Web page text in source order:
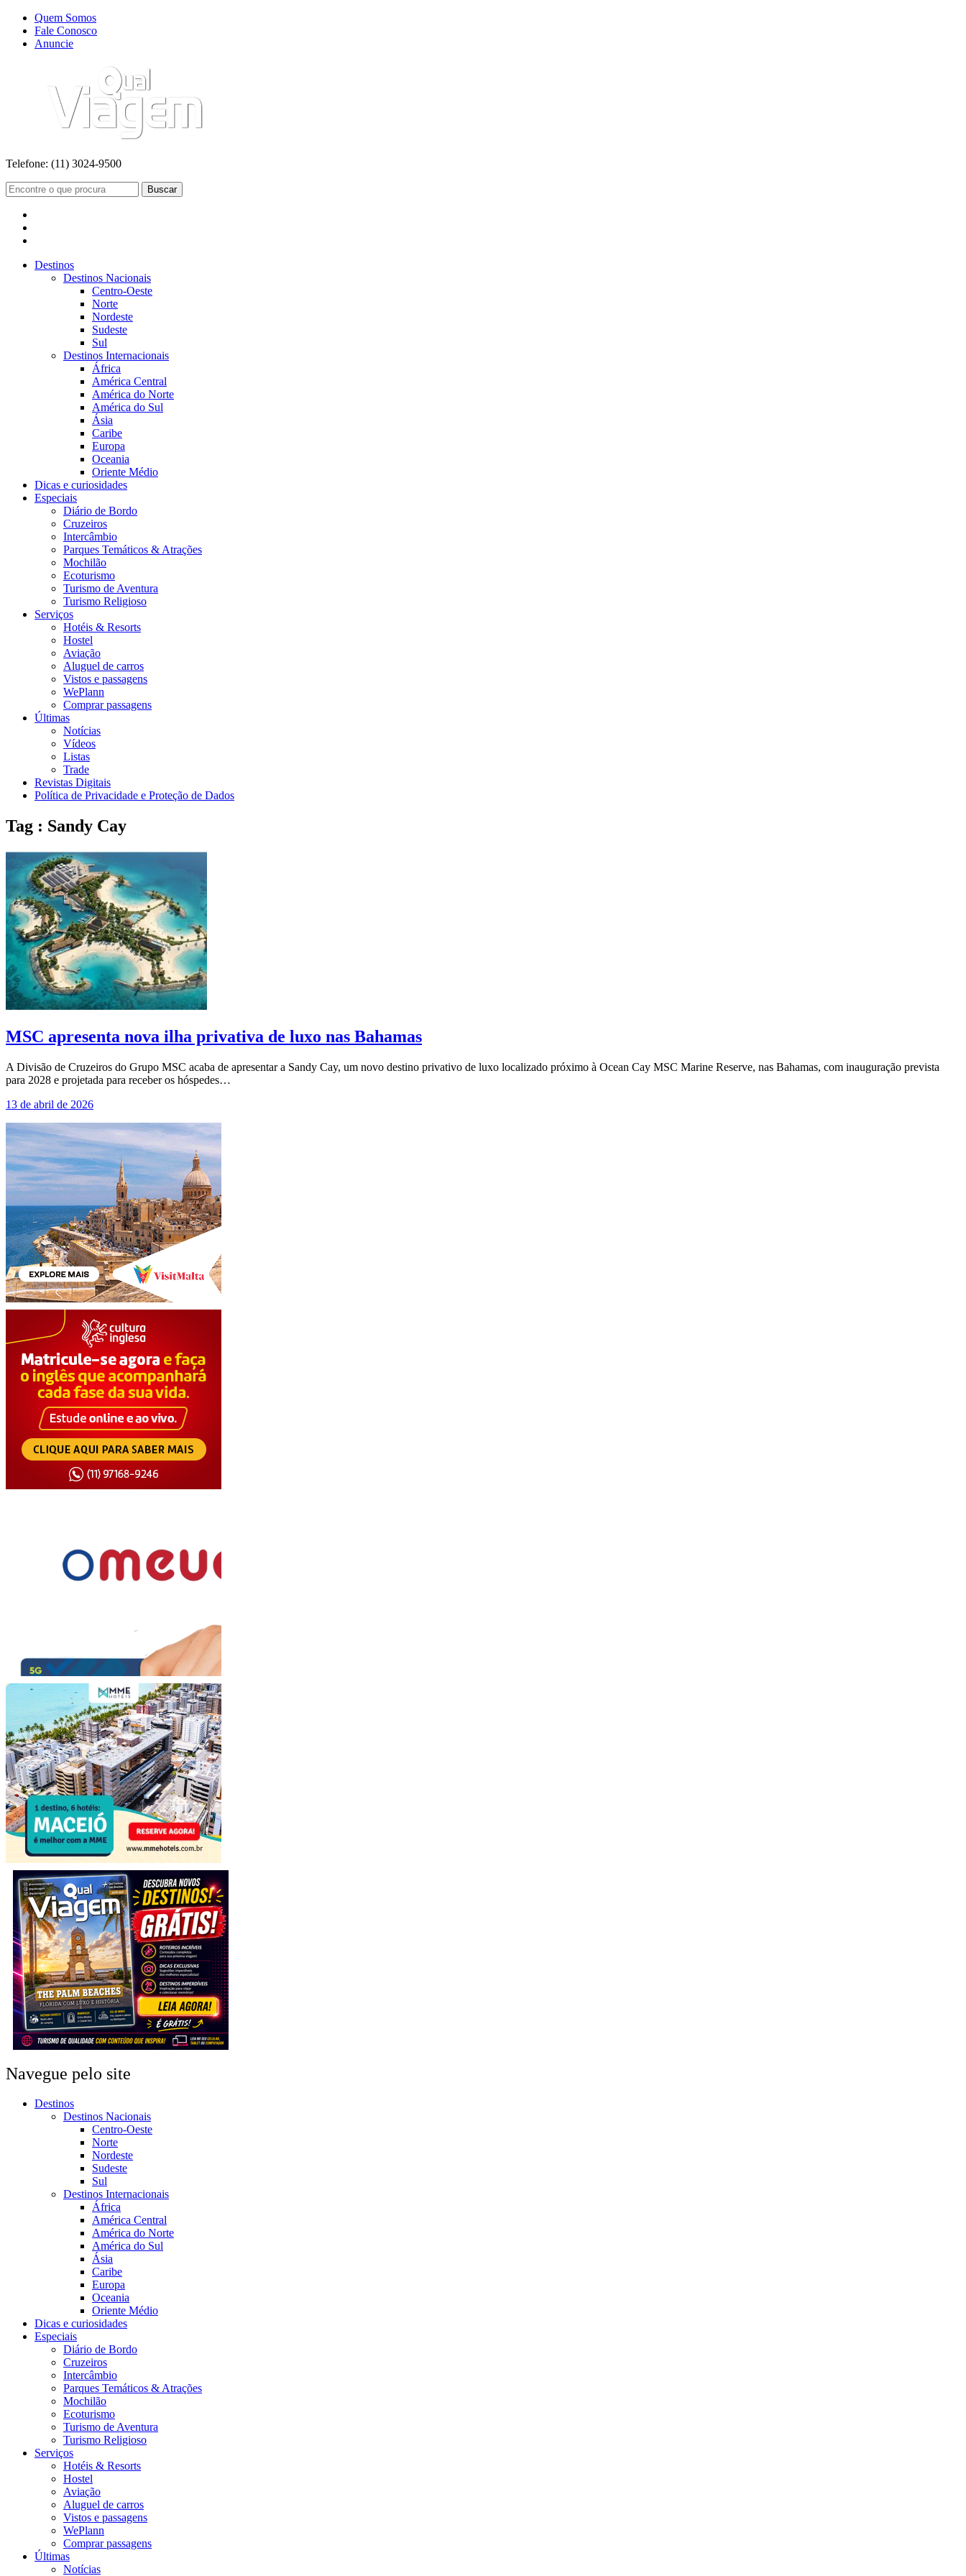
Quem Somos
Fale Conosco
Anuncie
Telefone: (11) 3024-9500
Buscar
Destinos
Destinos Nacionais
Centro-Oeste
Norte
Nordeste
Sudeste
Sul
Destinos Internacionais
África
América Central
América do Norte
América do Sul
Ásia
Caribe
Europa
Oceania
Oriente Médio
Dicas e curiosidades
Especiais
Diário de Bordo
Cruzeiros
Intercâmbio
Parques Temáticos & Atrações
Mochilão
Ecoturismo
Turismo de Aventura
Turismo Religioso
Serviços
Hotéis & Resorts
Hostel
Aviação
Aluguel de carros
Vistos e passagens
WePlann
Comprar passagens
Últimas
Notícias
Vídeos
Listas
Trade
Revistas Digitais
Política de Privacidade e Proteção de Dados
Tag : Sandy Cay
MSC apresenta nova ilha privativa de luxo nas Bahamas
A Divisão de Cruzeiros do Grupo MSC acaba de apresentar a Sandy Cay, um novo destino privativo de luxo localizado próximo à Ocean Cay MSC Marine Reserve, nas Bahamas, com inauguração prevista
para 2028 e projetada para receber os hóspedes…
13 de abril de 2026
Navegue pelo site
Destinos
Destinos Nacionais
Centro-Oeste
Norte
Nordeste
Sudeste
Sul
Destinos Internacionais
África
América Central
América do Norte
América do Sul
Ásia
Caribe
Europa
Oceania
Oriente Médio
Dicas e curiosidades
Especiais
Diário de Bordo
Cruzeiros
Intercâmbio
Parques Temáticos & Atrações
Mochilão
Ecoturismo
Turismo de Aventura
Turismo Religioso
Serviços
Hotéis & Resorts
Hostel
Aviação
Aluguel de carros
Vistos e passagens
WePlann
Comprar passagens
Últimas
Notícias